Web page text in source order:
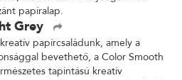
papíralap.
Grey
papírcsaládunk, amely a
bevethető, a Color Smooth
tapintású kreatív